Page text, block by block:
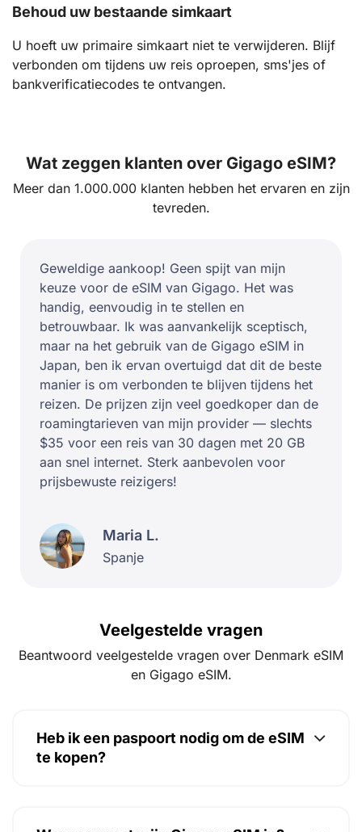
Behoud uw bestaande simkaart
U hoeft uw primaire simkaart niet te verwijderen. Blijf
verbonden om tijdens uw reis oproepen, sms'jes of
bankverificatiecodes te ontvangen.
Wat zeggen klanten over Gigago eSIM?
Meer dan 1.000.000 klanten hebben het ervaren en zijn
tevreden.
Geweldige aankoop! Geen spijt van mijn
keuze voor de eSIM van Gigago. Het was
handig, eenvoudig in te stellen en
betrouwbaar. Ik was aanvankelijk sceptisch,
maar na het gebruik van de Gigago eSIM in
Japan, ben ik ervan overtuigd dat dit de beste
manier is om verbonden te blijven tijdens het
reizen. De prijzen zijn veel goedkoper dan de
roamingtarieven van mijn provider — slechts
$35 voor een reis van 30 dagen met 20 GB
aan snel internet. Sterk aanbevolen voor
prijsbewuste reizigers!
Maria L.
Spanje
Veelgestelde vragen
Beantwoord veelgestelde vragen over Denmark eSIM
en Gigago eSIM.
Heb ik een paspoort nodig om de eSIM
te kopen?